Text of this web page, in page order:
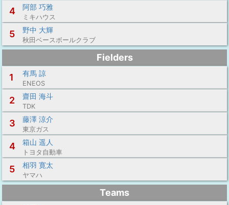
4 阿部 巧雅
ミキハウス
5 野中 大輝
秋田ベースボールクラブ
Fielders
1
有馬 諒
ENEOS
2 齋田 海斗
TDK
3 藤澤 涼介
東京ガス
4 箱山 遥人
トヨタ自動車
5 相羽 寛太
ヤマハ
Teams